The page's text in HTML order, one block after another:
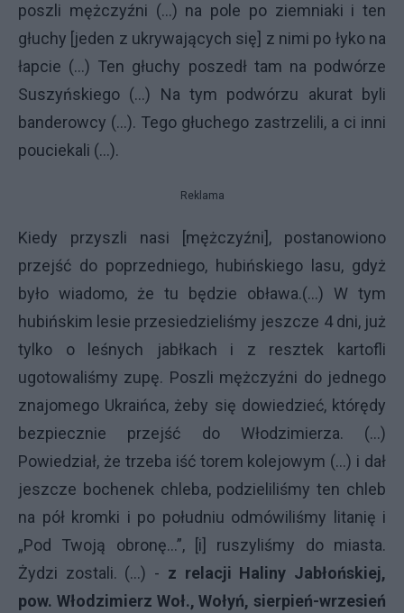
poszli mężczyźni (...) na pole po ziemniaki i ten
głuchy [jeden z ukrywających się] z nimi po łyko na
łapcie (...) Ten głuchy poszedł tam na podwórze
Suszyńskiego (...) Na tym podwórzu akurat byli
banderowcy (...). Tego głuchego zastrzelili, a ci inni
pouciekali (...).
Reklama
Kiedy przyszli nasi [mężczyźni], postanowiono
przejść do poprzedniego, hubińskiego lasu, gdyż
było wiadomo, że tu będzie obława.(...) W tym
hubińskim lesie przesiedzieliśmy jeszcze 4 dni, już
tylko o leśnych jabłkach i z resztek kartofli
ugotowaliśmy zupę. Poszli mężczyźni do jednego
znajomego Ukraińca, żeby się dowiedzieć, którędy
bezpiecznie przejść do Włodzimierza. (...)
Powiedział, że trzeba iść torem kolejowym (...) i dał
jeszcze bochenek chleba, podzieliliśmy ten chleb
na pół kromki i po południu odmówiliśmy litanię i
„Pod Twoją obronę...”, [i] ruszyliśmy do miasta.
Żydzi zostali. (...) - z relacji Haliny Jabłońskiej,
pow. Włodzimierz Woł., Wołyń, sierpień-wrzesień